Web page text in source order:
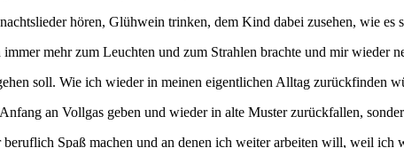
hören, Glühwein trinken, dem Kind dabei zusehen, wie
mehr zum Leuchten und zum Strahlen brachte und mir wieder
soll. Wie ich wieder in meinen eigentlichen Alltag zurückfinden
an Vollgas geben und wieder in alte Muster zurückfallen,
Spaß machen und an denen ich weiter arbeiten will, weil